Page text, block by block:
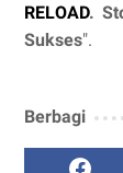
RELOAD.
Sukses".
Berbagi